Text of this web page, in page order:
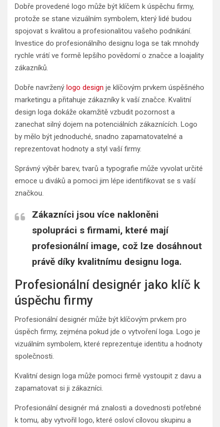
Dobře provedené logo může být klíčem k úspěchu firmy,
protože se stane vizuálním symbolem, který lidé budou
spojovat s kvalitou a profesionalitou vašeho podnikání.
Investice do profesionálního designu loga se tak mnohdy
rychle vrátí ve formě lepšího povědomí o značce a loajality
zákazníků.
Dobře navržený logo design je klíčovým prvkem úspěšného
marketingu a přitahuje zákazníky k vaší značce. Kvalitní
design loga dokáže okamžitě vzbudit pozornost a
zanechat silný dojem na potenciálních zákaznících. Logo
by mělo být jednoduché, snadno zapamatovatelné a
reprezentovat hodnoty a styl vaší firmy.
Správný výběr barev, tvarů a typografie může vyvolat určité
emoce u diváků a pomoci jim lépe identifikovat se s vaší
značkou.
Zákazníci jsou více nakloněni
spolupráci s firmami, které mají
profesionální image, což lze dosáhnout
právě díky kvalitnímu designu loga.
Profesionální designér jako klíč k
úspěchu firmy
Profesionální designér může být klíčovým prvkem pro
úspěch firmy, zejména pokud jde o vytvoření loga. Logo je
vizuálním symbolem, které reprezentuje identitu a hodnoty
společnosti.
Kvalitní design loga může pomoci firmě vystoupit z davu a
zapamatovat si ji zákazníci.
Profesionální designér má znalosti a dovednosti potřebné
k tomu, aby vytvořil logo, které osloví cílovou skupinu a